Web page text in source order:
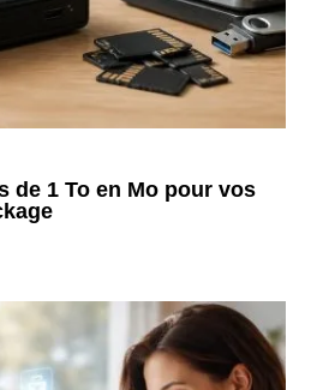
de 1 To en Mo pour vos